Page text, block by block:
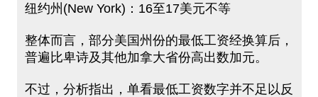
纽约州(New York)：16至17美元不等
整体而言，部分美国州份的最低工资经换算后，
普遍比卑诗及其他加拿大省份高出数加元。
不过，分析指出，单看最低工资数字并不足以反